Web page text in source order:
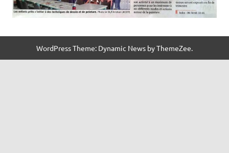
WordPress Theme: Dynamic News by ThemeZee.